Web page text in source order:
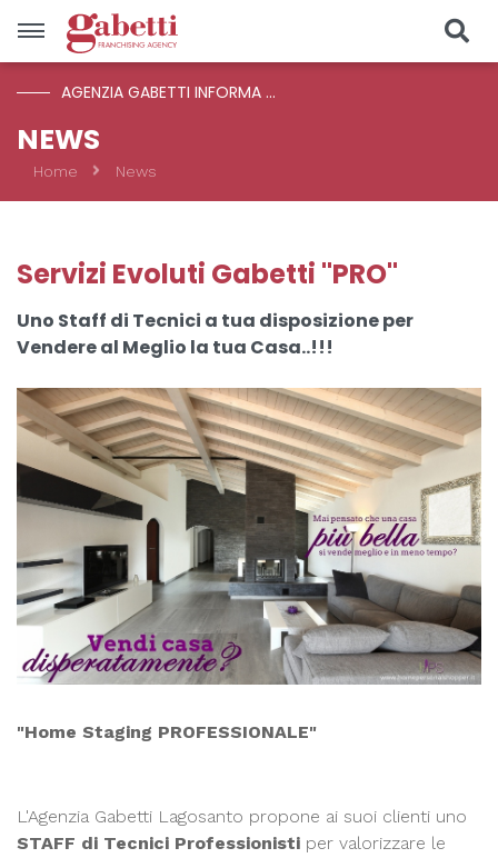
Tipologia
CERCA
AGENZIA GABETTI INFORMA ...
NEWS
Home News
Servizi Evoluti Gabetti "PRO"
Uno Staff di Tecnici a tua disposizione per
Vendere al Meglio la tua Casa..!!!
"Home Staging PROFESSIONALE"
L'Agenzia Gabetti Lagosanto propone ai suoi clienti uno
STAFF di Tecnici Professionisti per valorizzare le